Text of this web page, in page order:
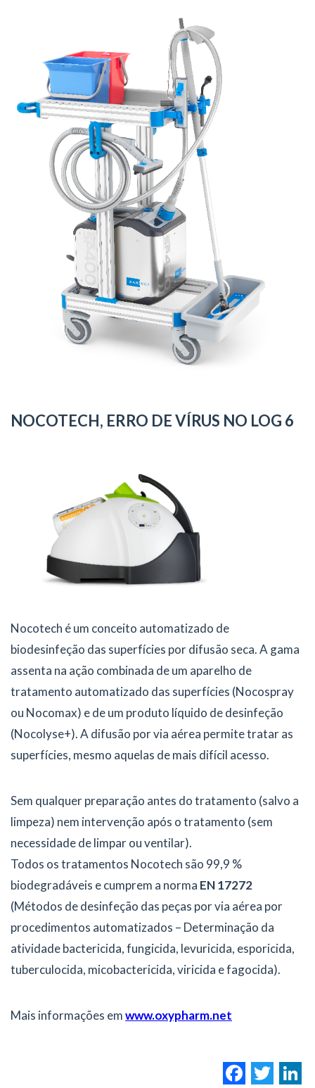
NOCOTECH, ERRO DE VÍRUS NO LOG 6
Nocotech é um conceito automatizado de
biodesinfeção das superfícies por difusão seca. A gama
assenta na ação combinada de um aparelho de
tratamento automatizado das superfícies (Nocospray
ou Nocomax) e de um produto líquido de desinfeção
(Nocolyse+). A difusão por via aérea permite tratar as
superfícies, mesmo aquelas de mais difícil acesso.
Sem qualquer preparação antes do tratamento (salvo a
limpeza) nem intervenção após o tratamento (sem
necessidade de limpar ou ventilar).
Todos os tratamentos Nocotech são 99,9 %
biodegradáveis e cumprem a norma EN 17272
(Métodos de desinfeção das peças por via aérea por
procedimentos automatizados – Determinação da
atividade bactericida, fungicida, levuricida, esporicida,
tuberculocida, micobactericida, viricida e fagocida).
Mais informações emwww.oxypharm.net